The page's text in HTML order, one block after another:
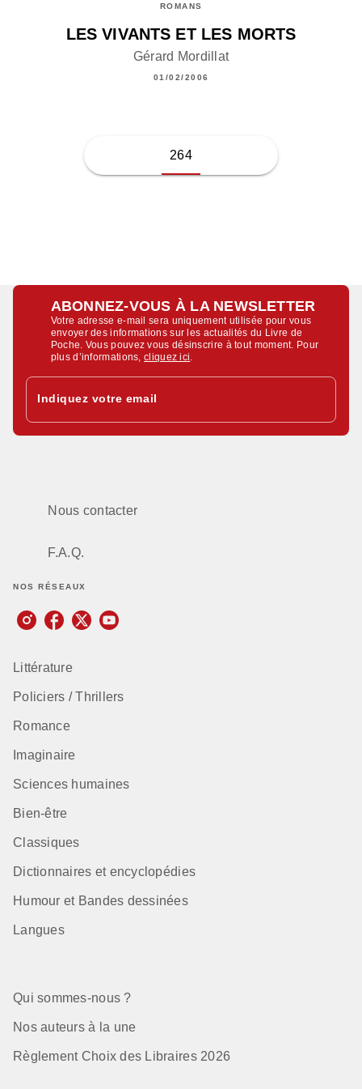
ROMANS
LES VIVANTS ET LES MORTS
Gérard Mordillat
01/02/2006
264
ABONNEZ-VOUS À LA NEWSLETTER
Votre adresse e-mail sera uniquement utilisée pour vous
envoyer des informations sur les actualités du Livre de
Poche. Vous pouvez vous désinscrire à tout moment. Pour
plus d’informations,cliquez ici
Indiquez votre email
Nous contacter
F.A.Q.
NOS RÉSEAUX
Littérature
Policiers / Thrillers
Romance
Imaginaire
Sciences humaines
Bien-être
Classiques
Dictionnaires et encyclopédies
Humour et Bandes dessinées
Langues
Qui sommes-nous ?
Nos auteurs à la une
Règlement Choix des Libraires 2026